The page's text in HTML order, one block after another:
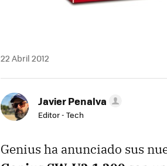
22 Abril 2012
Javier Penalva
Editor - Tech
Genius ha anunciado sus